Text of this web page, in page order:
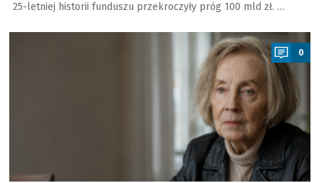
25-letniej historii funduszu przekroczyły próg 100 mld zł. …
a
0